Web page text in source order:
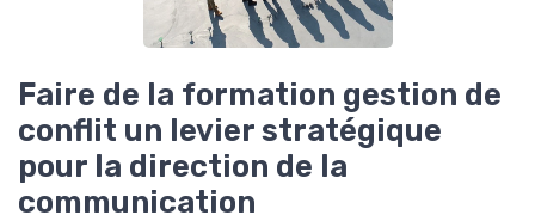
Faire de la formation gestion de
conflit un levier stratégique
pour la direction de la
communication